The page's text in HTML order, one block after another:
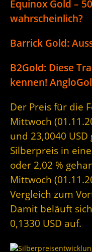
Equinox Gold –
wahrscheinlich?
Barrick Gold:
B2Gold: Diese
kennen!
Der Preis für die
Mittwoch
und 23,0040
Silberpreis in
oder 2,02 %
Mittwoch
Vergleich zum
Damit beläuft
0,1330 USD auf.